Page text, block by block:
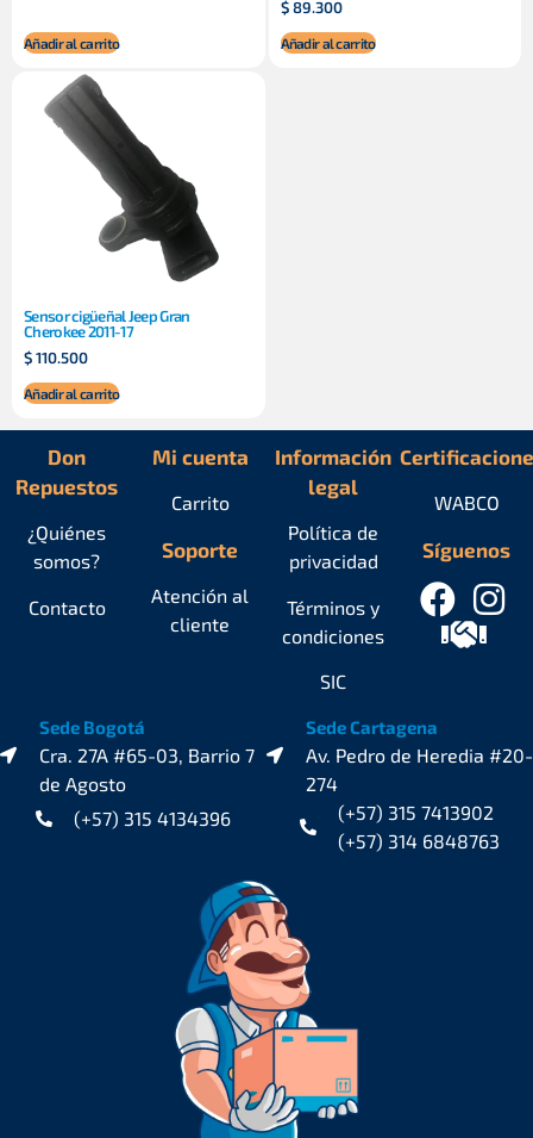
Añadir al carrito
$89.300
Añadir al carrito
Sensor cigüeñal Jeep Gran
Cherokee 2011-17
$110.500
Añadir al carrito
Don
Repuestos
¿Quiénes
somos?
Contacto
Mi cuenta
Carrito
Soporte
Atención al
cliente
Información
legal
Política de
privacidad
Términos y
condiciones
SIC
Síguenos
WABCO
Sede Bogotá
Cra. 27A #65-03, Barrio 7
de Agosto
(+57) 315 4134396
Sede Cartagena
Av. Pedro de Heredia #20-
274
(+57) 315 7413902
(+57) 314 6848763